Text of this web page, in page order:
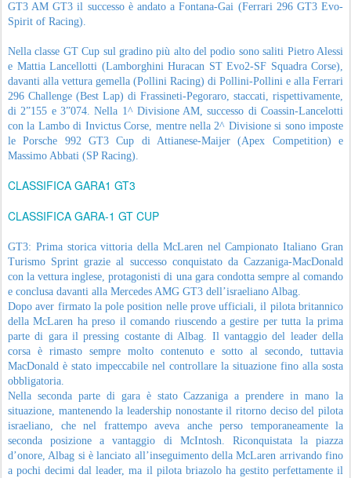
GT3 AM GT3 il successo è andato a Fontana-Gai (Ferrari 296 GT3 Evo-
Spirit of Racing).
Nella classe GT Cup sul gradino più alto del podio sono saliti Pietro Alessi
e Mattia Lancellotti (Lamborghini Huracan ST Evo2-SF Squadra Corse),
davanti alla vettura gemella (Pollini Racing) di Pollini-Pollini e alla Ferrari
296 Challenge (Best Lap) di Frassineti-Pegoraro, staccati, rispettivamente,
di 2”155 e 3”074. Nella 1^ Divisione AM, successo di Coassin-Lancelotti
con la Lambo di Invictus Corse, mentre nella 2^ Divisione si sono imposte
le Porsche 992 GT3 Cup di Attianese-Maijer (Apex Competition) e
Massimo Abbati (SP Racing).
CLASSIFICA GARA1 GT3
CLASSIFICA GARA-1 GT CUP
GT3: Prima storica vittoria della McLaren nel Campionato Italiano Gran
Turismo Sprint grazie al successo conquistato da Cazzaniga-MacDonald
con la vettura inglese, protagonisti di una gara condotta sempre al comando
e conclusa davanti alla Mercedes AMG GT3 dell’israeliano Albag.
Dopo aver firmato la pole position nelle prove ufficiali, il pilota britannico
della McLaren ha preso il comando riuscendo a gestire per tutta la prima
parte di gara il pressing costante di Albag. Il vantaggio del leader della
corsa è rimasto sempre molto contenuto e sotto al secondo, tuttavia
MacDonald è stato impeccabile nel controllare la situazione fino alla sosta
obbligatoria.
Nella seconda parte di gara è stato Cazzaniga a prendere in mano la
situazione, mantenendo la leadership nonostante il ritorno deciso del pilota
israeliano, che nel frattempo aveva anche perso temporaneamente la
seconda posizione a vantaggio di McIntosh. Riconquistata la piazza
d’onore, Albag si è lanciato all’inseguimento della McLaren arrivando fino
a pochi decimi dal leader, ma il pilota briazolo ha gestito perfettamente il